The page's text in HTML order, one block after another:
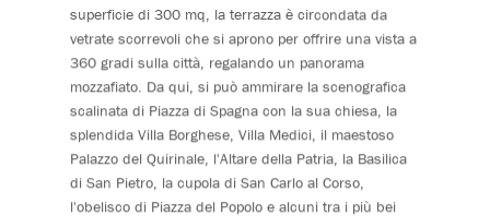
superficie di 300 mq, la terrazza è circondata da
vetrate scorrevoli che si aprono per offrire una vista a
360 gradi sulla città, regalando un panorama
mozzafiato. Da qui, si può ammirare la scenografica
scalinata di Piazza di Spagna con la sua chiesa, la
splendida Villa Borghese, Villa Medici, il maestoso
Palazzo del Quirinale, l'Altare della Patria, la Basilica
di San Pietro, la cupola di San Carlo al Corso,
l'obelisco di Piazza del Popolo e alcuni tra i più bei